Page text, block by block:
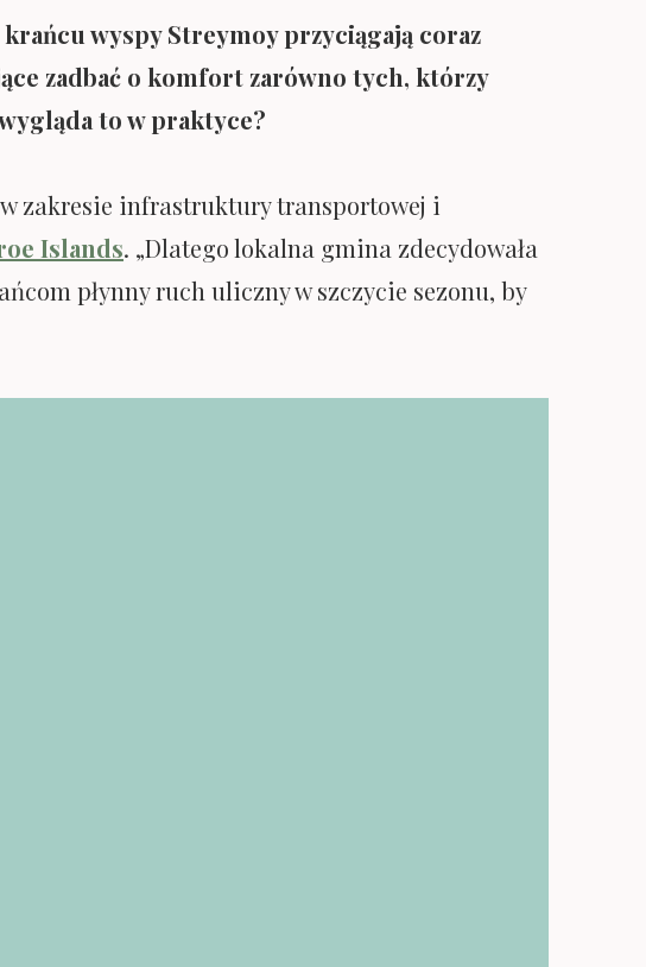
wyspy Streymoy przyciągają coraz
zadbać o komfort zarówno tych, którzy
to w praktyce?
zakresie infrastruktury transportowej i
Islands. „Dlatego lokalna gmina zdecydowała
płynny ruch uliczny w szczycie sezonu, by